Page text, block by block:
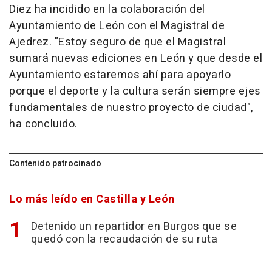
Diez ha incidido en la colaboración del
Ayuntamiento de León con el Magistral de
Ajedrez. "Estoy seguro de que el Magistral
sumará nuevas ediciones en León y que desde el
Ayuntamiento estaremos ahí para apoyarlo
porque el deporte y la cultura serán siempre ejes
fundamentales de nuestro proyecto de ciudad",
ha concluido.
Contenido patrocinado
Lo más leído en Castilla y León
Detenido un repartidor en Burgos que se
quedó con la recaudación de su ruta